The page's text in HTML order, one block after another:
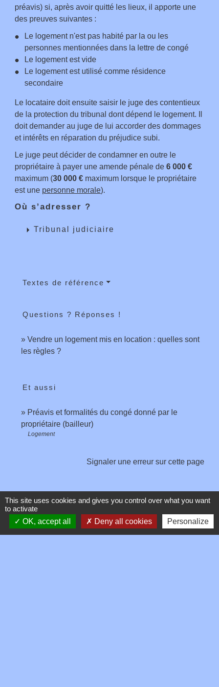
préavis) si, après avoir quitté les lieux, il apporte une
des preuves suivantes :
Le logement n'est pas habité par la ou les
personnes mentionnées dans la lettre de congé
Le logement est vide
Le logement est utilisé comme résidence
secondaire
Le locataire doit ensuite saisir le juge des contentieux
de la protection du tribunal dont dépend le logement. Il
doit demander au juge de lui accorder des dommages
et intérêts en réparation du préjudice subi.
Le juge peut décider de condamner en outre le
propriétaire à payer une amende pénale de 6 000 €
maximum (30 000 € maximum lorsque le propriétaire
est une personne morale).
Où s’adresser ?
arrow_right Tribunal judiciaire
Textes de référence
Questions ? Réponses !
Vendre un logement mis en location : quelles sont
les règles ?
Et aussi
Préavis et formalités du congé donné par le
propriétaire (bailleur)
Logement
Signaler une erreur sur cette page
Contacts
This site uses cookies and gives you control over what you want
to activate
OK, accept all
Deny all cookies Personalize